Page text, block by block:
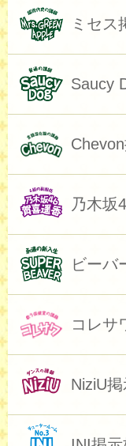
ミセス
Saucy
乃木坂
ビーバ
コレサ
NiziU